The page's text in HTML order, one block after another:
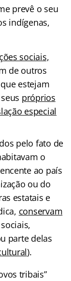
prevê o seu
indígenas,
sociais,
de outros
estejam
próprios
especial
pelo fato de
o
ao país
ou do
estatais e
conservam
parte delas
).
tribais”